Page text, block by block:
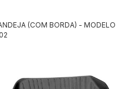
(COM BORDA) - MODELO